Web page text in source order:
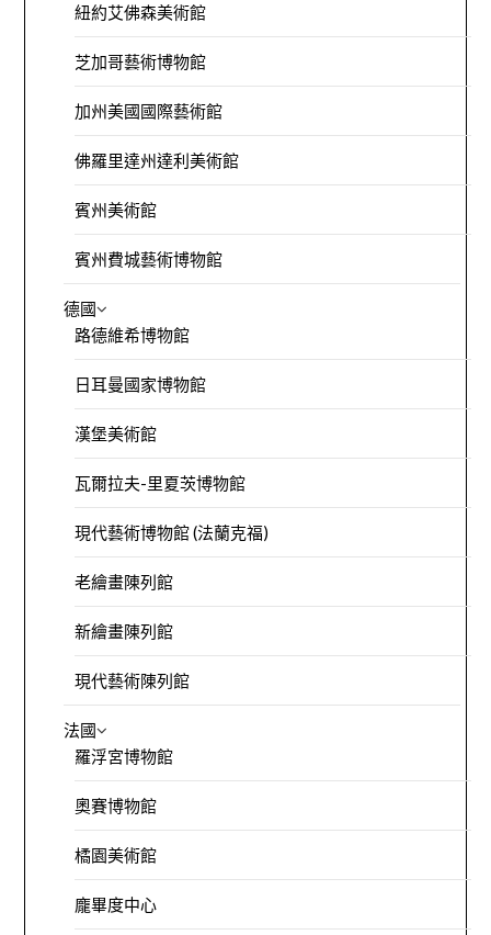
紐約艾佛森美術館
芝加哥藝術博物館
加州美國國際藝術館
佛羅里達州達利美術館
賓州美術館
賓州費城藝術博物館
德國
路德維希博物館
日耳曼國家博物館
漢堡美術館
瓦爾拉夫-里夏茨博物館
現代藝術博物館 (法蘭克福)
老繪畫陳列館
新繪畫陳列館
現代藝術陳列館
法國
羅浮宮博物館
奧賽博物館
橘園美術館
龐畢度中心